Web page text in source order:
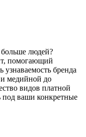
людей?
помогающий
бренда
медийной до
видов платной
под ваши конкретные